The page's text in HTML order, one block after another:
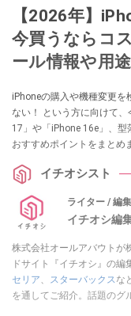
【2026年】
今買うならコ
ール情報や用
iPhoneの購入や機種変更を
ない！ という方に向けて
17」や「iPhone 16e」、
おすすめポイントをまとめ
イチオシスト
ライター / 編集
イチオシ編
株式会社オールアバウトが
ドサイト『イチオシ』の編
セリア、 スターバックスな
を通してご紹介。話題のグ